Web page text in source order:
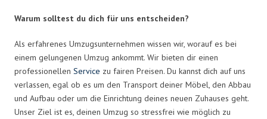
Warum solltest du dich für uns entscheiden?
Als erfahrenes Umzugsunternehmen wissen wir, worauf es bei
einem gelungenen Umzug ankommt. Wir bieten dir einen
professionellen Service zu fairen Preisen. Du kannst dich auf uns
verlassen, egal ob es um den Transport deiner Möbel, den Abbau
und Aufbau oder um die Einrichtung deines neuen Zuhauses geht.
Unser Ziel ist es, deinen Umzug so stressfrei wie möglich zu